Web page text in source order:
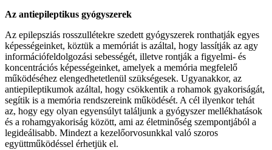
Az antiepileptikus gyógyszerek
Az epilepsziás rosszullétekre szedett gyógyszerek ronthatják egyes
képességeinket, köztük a memóriát is azáltal, hogy lassítják az agy
információfeldolgozási sebességét, illetve rontják a figyelmi- és
koncentrációs képességeinket, amelyek a memória megfelelő
működéséhez elengedhetetlenül szükségesek. Ugyanakkor, az
antiepileptikumok azáltal, hogy csökkentik a rohamok gyakoriságát,
segítik is a memória rendszereink működését. A cél ilyenkor tehát
az, hogy egy olyan egyensúlyt találjunk a gyógyszer mellékhatások
és a rohamgyakoriság között, ami az életminőség szempontjából a
legideálisabb. Mindezt a kezelőorvosunkkal való szoros
együttműködéssel érhetjük el.